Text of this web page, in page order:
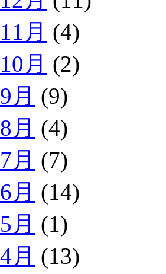
月 (4)
月 (2)
月 (9)
月 (4)
月 (7)
月 (14)
月 (1)
月 (13)